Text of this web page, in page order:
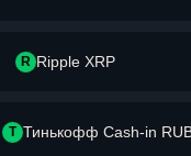
R Ripple XRP
Т Тинькофф Cash-in